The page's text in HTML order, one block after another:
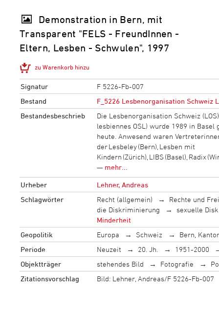
Demonstration in Bern, mit
Transparent "FELS - FreundInnen -
Eltern, Lesben - Schwulen", 1997
zu Warenkorb hinzu
Signatur
F 5226-Fb-007
Bestand
F_5226 Lesbenorganisation Schweiz
Bestandesbeschrieb
Die Lesbenorganisation Schweiz
lesbiennes OSL) wurde 1989 in
heute. Anwesend waren
der Lesbeley (Bern), Lesben mit
Kindern (Zürich), LIBS (Basel), Radix
— mehr...
Urheber
Lehner, Andreas
Schlagwörter
Recht (allgemein)
Rechte und
die Diskriminierung
sexuelle
Minderheit
Geopolitik
Europa Schweiz
Bern,
Periode
Neuzeit 20. Jh.
1951-2000
Objektträger
stehendes Bild Fotografie
Zitationsvorschlag
Bild: Lehner, Andreas/F 5226-Fb-007